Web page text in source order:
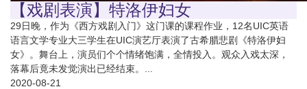
【戏剧表演】特洛伊妇女
29日晚，作为《西方戏剧入门》这门课的课程作业，12名UIC英语
语言文学专业大三学生在UIC演艺厅表演了古希腊悲剧《特洛伊妇
女》。舞台上，演员们个个情绪饱满，全情投入。观众入戏太深，
落幕后竟未发觉演出已经结束。...
2020-08-21